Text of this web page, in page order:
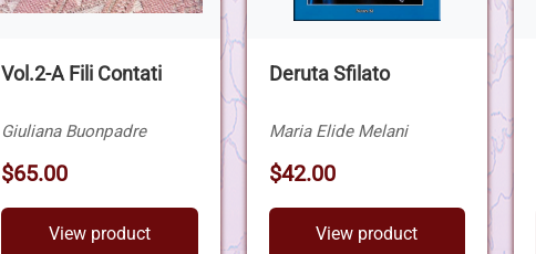
Vol.2-A Fili Contati
Giuliana Buonpadre
$65.00
View product
Deruta Sfilato
Maria Elide Melani
$42.00
View product